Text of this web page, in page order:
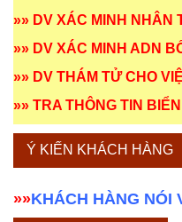
»» DV XÁC MINH NHÂN
»» DV XÁC MINH ADN
»» DV THÁM TỬ CHO
»» TRA THÔNG TIN
Ý KIẾN KHÁCH HÀNG
»»KHÁCH HÀNG NÓI